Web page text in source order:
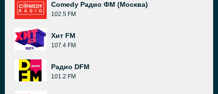
Comedy Радио ФМ (Москва)
102.5 FM
Хит FM
107.4 FM
Радио DFM
101.2 FM